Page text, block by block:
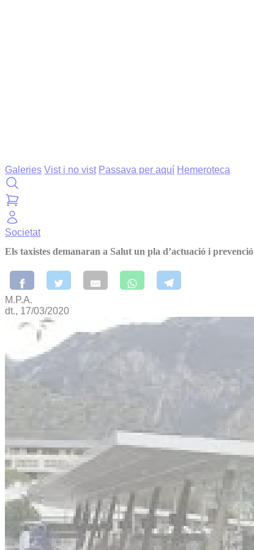
Galeries Vist i no vist Passava per aquí Hemeroteca
Societat
Els taxistes demanaran a Salut un pla d’actuació i prevenció
M.P.A.
dt., 17/03/2020